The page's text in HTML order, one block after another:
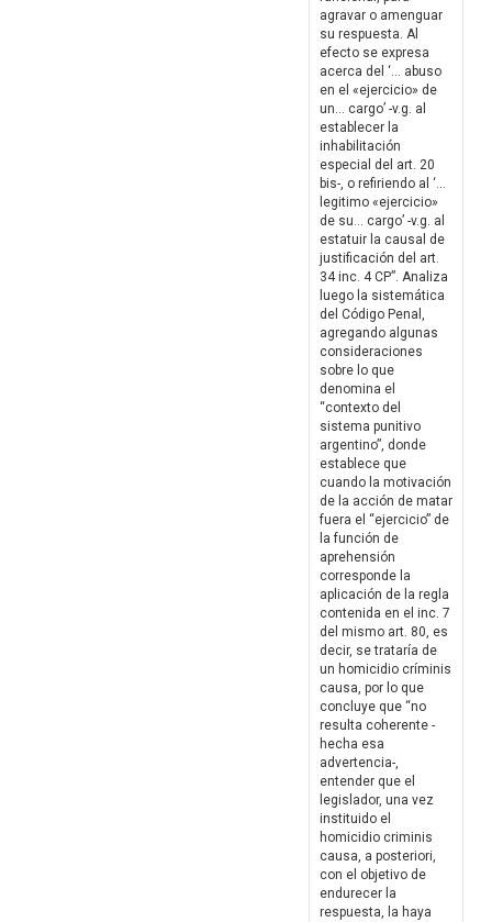
agravar o amenguar
su respuesta. Al
efecto se expresa
acerca del ‘… abuso
en el «ejercicio» de
un… cargo’ -v.g. al
establecer la
inhabilitación
especial del art. 20
bis-, o refiriendo al ‘…
legitimo «ejercicio»
de su… cargo’ -v.g. al
estatuir la causal de
justificación del art.
34 inc. 4 CP”. Analiza
luego la sistemática
del Código Penal,
agregando algunas
consideraciones
sobre lo que
denomina el
“contexto del
sistema punitivo
argentino”, donde
establece que
cuando la motivación
de la acción de matar
fuera el “ejercicio” de
la función de
aprehensión
corresponde la
aplicación de la regla
contenida en el inc. 7
del mismo art. 80, es
decir, se trataría de
un homicidio críminis
causa, por lo que
concluye que “no
resulta coherente -
hecha esa
advertencia-,
entender que el
legislador, una vez
instituido el
homicidio criminis
causa, a posteriori,
con el objetivo de
endurecer la
respuesta, la haya